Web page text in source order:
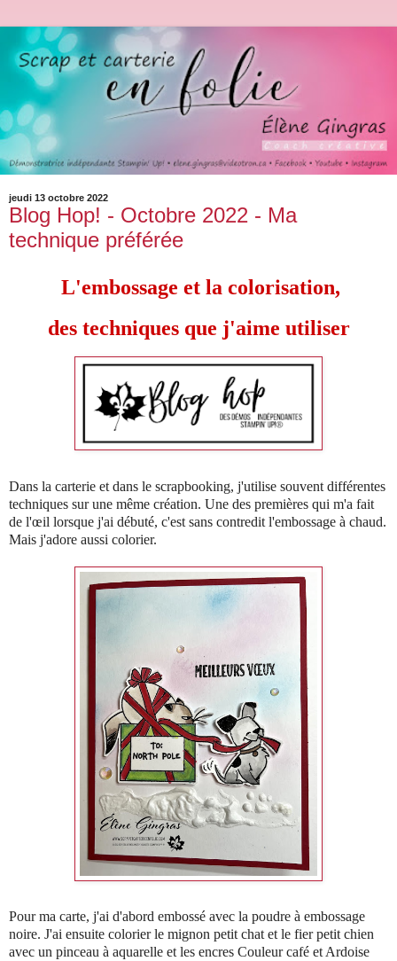
jeudi 13 octobre 2022
Blog Hop! - Octobre 2022 - Ma
technique préférée
L'embossage et la colorisation,
des techniques que j'aime utiliser
Dans la carterie et dans le scrapbooking, j'utilise souvent différentes
techniques sur une même création. Une des premières qui m'a fait
de l'œil lorsque j'ai débuté, c'est sans contredit l'embossage à chaud.
Mais j'adore aussi colorier.
Pour ma carte, j'ai d'abord embossé avec la poudre à embossage
noire. J'ai ensuite colorier le mignon petit chat et le fier petit chien
avec un pinceau à aquarelle et les encres Couleur café et Ardoise